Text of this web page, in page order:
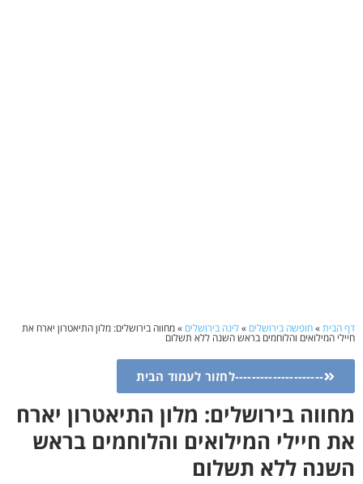
דף הבית»חופשה בירושלים »לינה בירושלים »מחווה בירושלים: מלון התיאטרון יארח את
חיילי המילואים והלוחמים בראש השנה ללא תשלום
---------------------לחזור לעמוד הבית
מחווה בירושלים: מלון התיאטרון יארח
את חיילי המילואים והלוחמים בראש
השנה ללא תשלום